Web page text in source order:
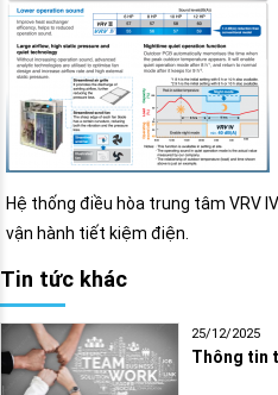
Hệ thống điều hòa trung tâm VRV
vận hành tiết kiệm điện.
Tin tức khác
25/12/2025
Thông tin